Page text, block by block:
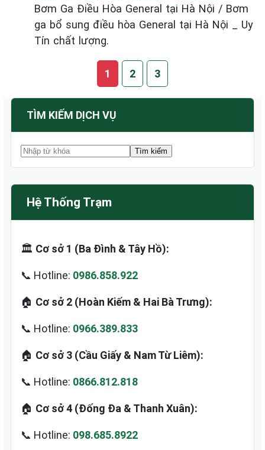
Bơm Ga Điều Hòa General tại Hà Nội / Bơm
ga bổ sung điều hòa General tại Hà Nội _ Uy
Tín chất lượng.
1 2 3
TÌM KIẾM DỊCH VỤ
Hệ Thống Trạm
🏛️ Cơ sở 1 (Ba Đình & Tây Hồ):
📞 Hotline: 0986.858.922
🏠 Cơ sở 2 (Hoàn Kiếm & Hai Bà Trưng):
📞 Hotline: 0966.389.833
🏠 Cơ sở 3 (Cầu Giấy & Nam Từ Liêm):
📞 Hotline: 0866.812.818
🏠 Cơ sở 4 (Đống Đa & Thanh Xuân):
📞 Hotline: 098.685.8922